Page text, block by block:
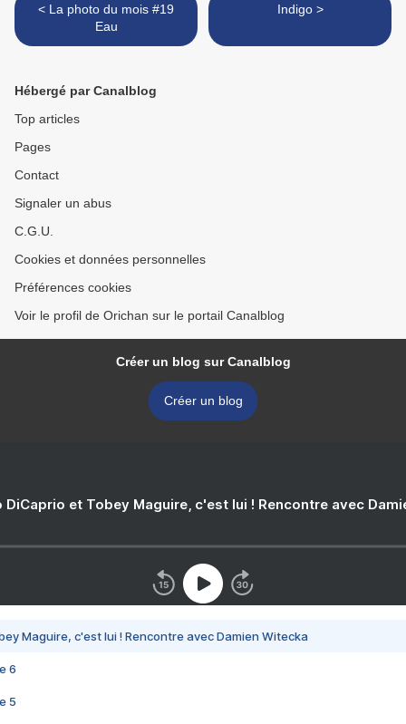
< La photo du mois #19
Eau
Indigo >
Hébergé par Canalblog
Top articles
Pages
Contact
Signaler un abus
C.G.U.
Cookies et données personnelles
Préférences cookies
Voir le profil de Orichan sur le portail Canalblog
Créer un blog sur Canalblog
Créer un blog
DiCaprio et Tobey Maguire, c'est lui ! Rencontre avec
Maguire, c'est lui ! Rencontre avec Damien Witecka
6
5